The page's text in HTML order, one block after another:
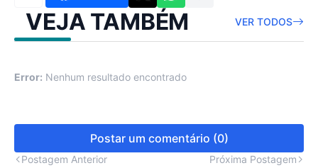
VEJA TAMBÉM VER TODOS
Error: Nenhum resultado encontrado
Postar um comentário (0)
Postagem Anterior Próxima Postagem